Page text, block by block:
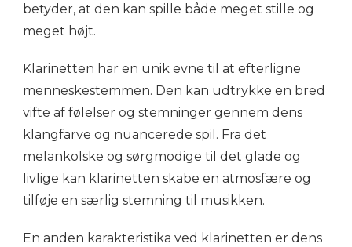
betyder, at den kan spille både meget stille og
meget højt.
Klarinetten har en unik evne til at efterligne
menneskestemmen. Den kan udtrykke en bred
vifte af følelser og stemninger gennem dens
klangfarve og nuancerede spil. Fra det
melankolske og sørgmodige til det glade og
livlige kan klarinetten skabe en atmosfære og
tilføje en særlig stemning til musikken.
En anden karakteristika ved klarinetten er dens